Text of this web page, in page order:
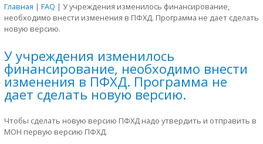
Главная | FAQ | У учреждения изменилось финансирование,
необходимо внести изменения в ПФХД. Программа не дает сделать
новую версию.
У учреждения изменилось
финансирование, необходимо внести
изменения в ПФХД. Программа не
дает сделать новую версию.
Чтобы сделать новую версию ПФХД надо утвердить и отправить в
МОН первую версию ПФХД.